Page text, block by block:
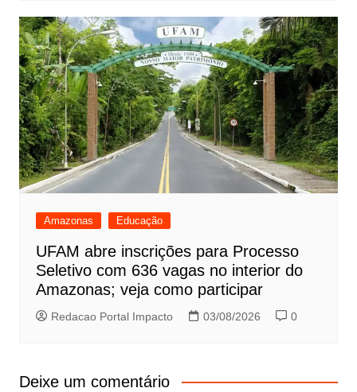
Amazonas Educação
UFAM abre inscrições para Processo
Seletivo com 636 vagas no interior do
Amazonas; veja como participar
Redacao Portal Impacto 03/08/2026 0
Deixe um comentário